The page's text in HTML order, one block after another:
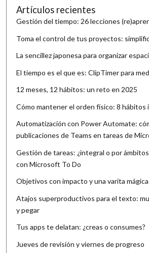
Artículos recientes
Gestión del tiempo: 26 lecciones
Toma el control de tus proyectos:
La sencillez japonesa para organizar
El tiempo es el que es: ClipTimer para
12 meses, 12 hábitos: un reto en 2025
Cómo mantener el orden físico: 8 hábitos
Automatización con Power Automate:
publicaciones de Teams en tareas de
Gestión de tareas: ¿integral o por
con Microsoft To Do
Objetivos con impacto y una varita mágica
Atajos superproductivos para el texto:
y pegar
Tus apps te delatan: ¿creas o consumes?
Jueves de revisión y viernes de progreso